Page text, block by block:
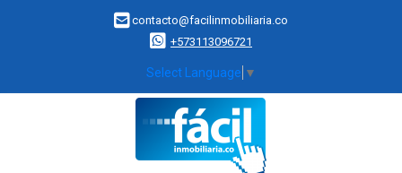
contacto@facilinmobiliaria.co
+573113096721
Select Language ▼